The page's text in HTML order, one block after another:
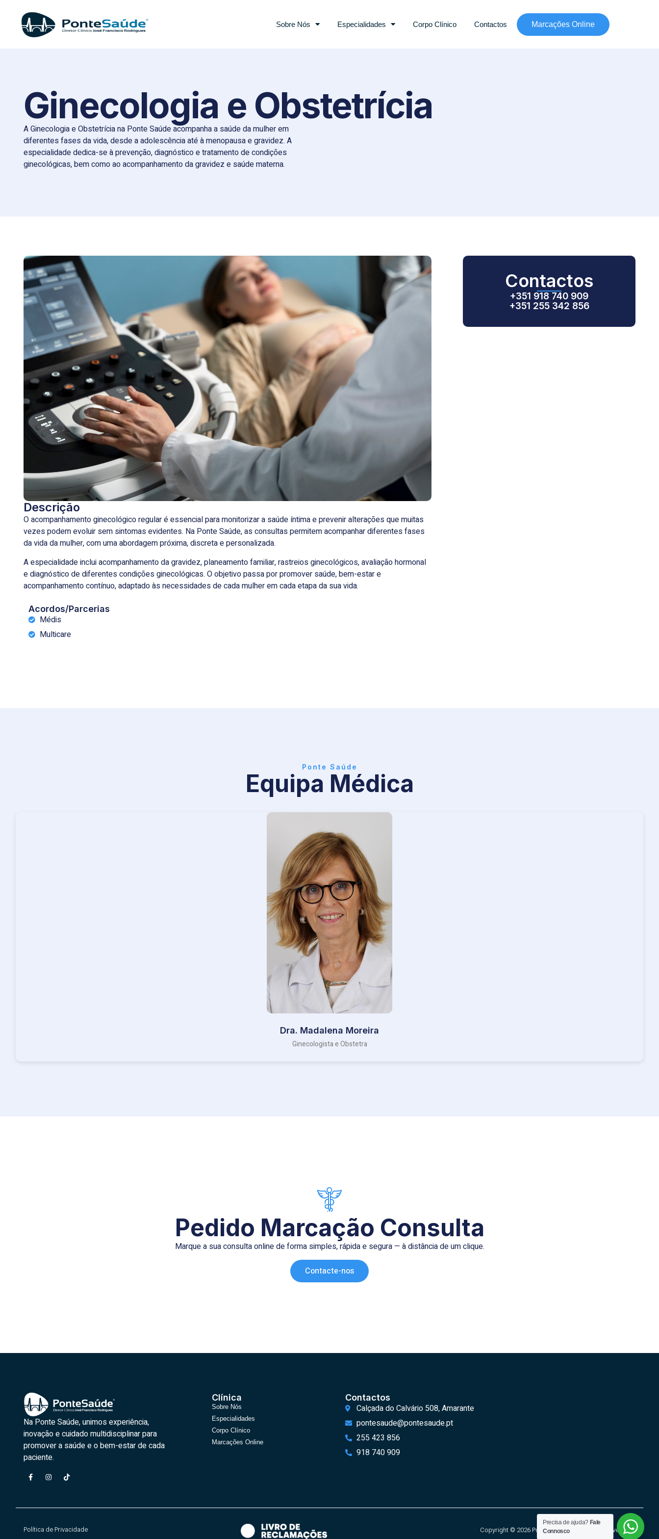
Sobre Nós Especialidades Corpo Clínico Contactos Marcações Online
Ginecologia e Obstetrícia
A Ginecologia e Obstetrícia na Ponte Saúdeacompanha a saúde da mulher em
diferentes fases da vida, desde a adolescência até à menopausa e gravidez. A
especialidade dedica-se à prevenção, diagnóstico e tratamento de condições
ginecológicas, bem como ao acompanhamento da gravidez e saúde materna.
Descrição
O acompanhamento ginecológico regular é essencial para monitorizar a saúde íntima e prevenir alterações que muitas
vezes podem evoluir sem sintomas evidentes. Na Ponte Saúde, as consultas permitem acompanhar diferentes fases
da vida da mulher, com uma abordagem próxima, discreta e personalizada.
A especialidade inclui acompanhamento da gravidez, planeamento familiar, rastreios ginecológicos, avaliação hormonal
e diagnóstico de diferentes condições ginecológicas. O objetivo passa por promover saúde, bem-estar e
acompanhamento contínuo, adaptado às necessidades de cada mulher em cada etapa da sua vida.
Acordos/Parcerias
Médis
Multicare
Contactos
+351 918 740 909
+351 255 342 856
Ponte Saúde
Equipa Médica
Dra. Madalena Moreira
Ginecologista e Obstetra
Pedido Marcação Consulta
Marque a sua consulta online de forma simples, rápida e segura — à distância de um clique.
Contacte-nos
Na Ponte Saúde, unimos experiência,
inovação e cuidado multidisciplinar para
promover a saúde e o bem-estar de cada
paciente.
Clínica
Sobre Nós
Especialidades
Corpo Clínico
Marcações Online
Contactos
Calçada do Calvário 508, Amarante
pontesaude@pontesaude.pt
255 423 856
918 740 909
Política de Privacidade Copyright © 2026 Ponte Saúde, All rights reserved.
Precisa de ajuda? Fale
Connosco